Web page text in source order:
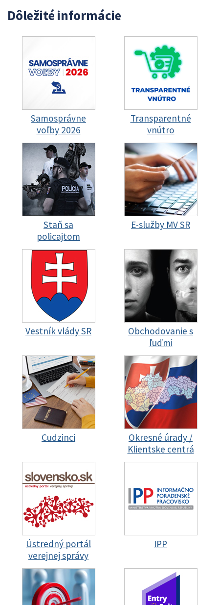
Dôležité informácie
Samosprávne
voľby 2026
Transparentné
vnútro
Staň sa
policajtom
E-služby MV SR
Vestník vlády SR
Obchodovanie s
ľuďmi
Cudzinci
Okresné úrady /
Klientske centrá
Ústredný portál
verejnej správy
IPP